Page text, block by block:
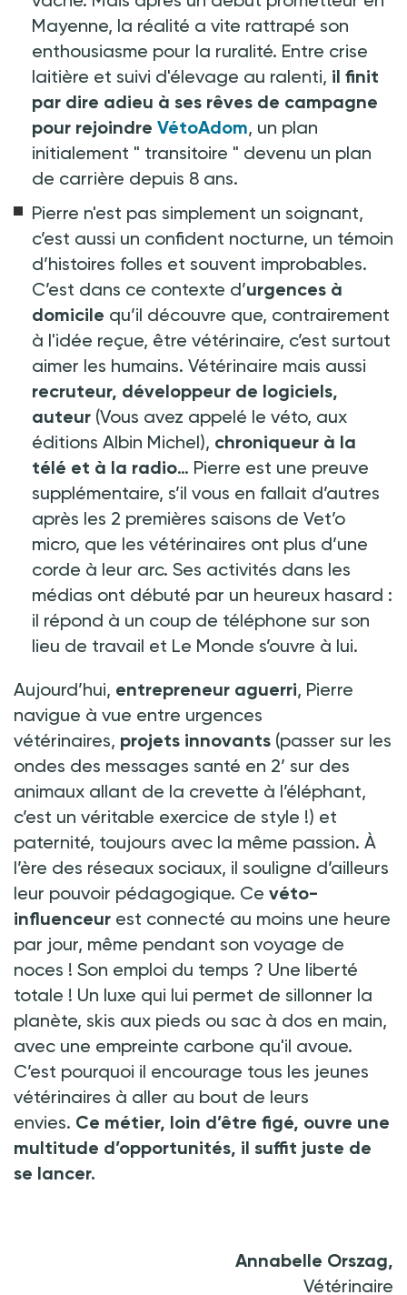
Mayenne, la réalité a vite rattrapé son
enthousiasme pour la ruralité. Entre crise
laitière et suivi d'élevage au ralenti, il finit
par dire adieu à ses rêves de campagne
pour rejoindre VétoAdom, un plan
initialement " transitoire " devenu un plan
de carrière depuis 8 ans.
Pierre n'est pas simplement un soignant,
c’est aussi un confident nocturne, un témoin
d’histoires folles et souvent improbables.
C’est dans ce contexte d’urgences à
domicile qu’il découvre que, contrairement
à l'idée reçue, être vétérinaire, c’est surtout
aimer les humains. Vétérinaire mais aussi
recruteur, développeur de logiciels,
auteur (Vous avez appelé le véto, aux
éditions Albin Michel), chroniqueur à la
télé et à la radio… Pierre est une preuve
supplémentaire, s’il vous en fallait d’autres
après les 2 premières saisons de Vet’o
micro, que les vétérinaires ont plus d’une
corde à leur arc. Ses activités dans les
médias ont débuté par un heureux hasard :
il répond à un coup de téléphone sur son
lieu de travail et Le Monde s’ouvre à lui.
Aujourd’hui, entrepreneur aguerri, Pierre
navigue à vue entre urgences
vétérinaires, projets innovants (passer sur les
ondes des messages santé en 2’ sur des
animaux allant de la crevette à l’éléphant,
c’est un véritable exercice de style !) et
paternité, toujours avec la même passion. À
l’ère des réseaux sociaux, il souligne d’ailleurs
leur pouvoir pédagogique. Ce véto-
influenceur est connecté au moins une heure
par jour, même pendant son voyage de
noces ! Son emploi du temps ? Une liberté
totale ! Un luxe qui lui permet de sillonner la
planète, skis aux pieds ou sac à dos en main,
avec une empreinte carbone qu'il avoue.
C’est pourquoi il encourage tous les jeunes
vétérinaires à aller au bout de leurs
envies. Ce métier, loin d’être figé, ouvre une
multitude d’opportunités, il suffit juste de
se lancer.
Annabelle Orszag,
Vétérinaire